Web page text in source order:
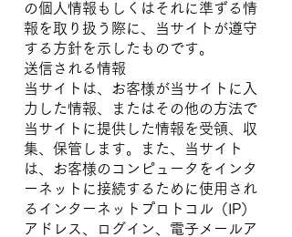
の個人情報もしくはそれに準ずる情
報を取り扱う際に、当サイトが遵守
する方針を示したものです。
送信される情報
当サイトは、お客様が当サイトに入
力した情報、またはその他の方法で
当サイトに提供した情報を受領、収
集、保管します。また、当サイト
は、お客様のコンピュータをインタ
ーネットに接続するために使用され
るインターネットプロトコル（IP）
アドレス、ログイン、電子メールア